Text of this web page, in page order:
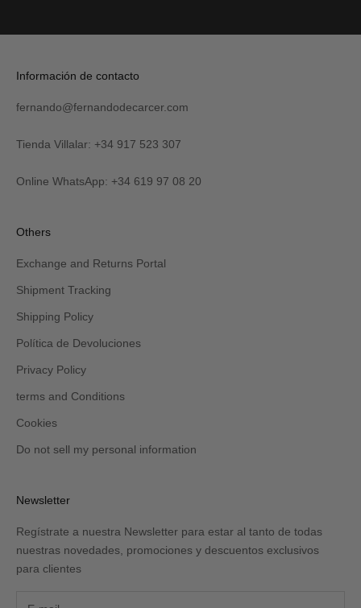
Información de contacto
fernando@fernandodecarcer.com
Tienda Villalar: +34 917 523 307
Online WhatsApp: +34 619 97 08 20
Others
Exchange and Returns Portal
Shipment Tracking
Shipping Policy
Política de Devoluciones
Privacy Policy
terms and Conditions
Cookies
Do not sell my personal information
Newsletter
Regístrate a nuestra Newsletter para estar al tanto de todas
nuestras novedades, promociones y descuentos exclusivos
para clientes